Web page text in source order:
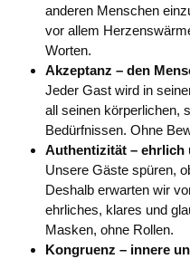
anderen Menschen
vor allem
Worten.
Akzeptanz – den
Jeder Gast wird in
all seinen körperlichen,
Bedürfnissen. Ohne
Authentizität – ehrlich
Unsere Gäste spüren,
Deshalb erwarten wir
ehrliches, klares und
Masken, ohne Rollen.
Kongruenz – innere